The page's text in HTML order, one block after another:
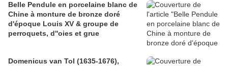
Belle Pendule en porcelaine blanc de
Chine à monture de bronze doré
d'époque Louis XV & groupe de
perroquets, d''oies et grue
Domenicus van Tol (1635-1676),